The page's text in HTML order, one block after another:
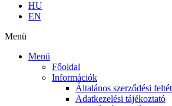
HU
EN
Menü
Menü
Főoldal
Információk
Általános szerződési
Adatkezelési tájékoztató